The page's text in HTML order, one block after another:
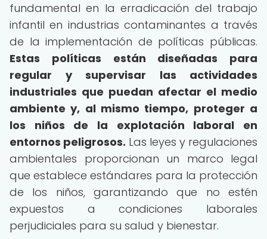
fundamental en la erradicación del trabajo
infantil en industrias contaminantes a través
de la implementación de políticas públicas.
Estas políticas están diseñadas para
regular y supervisar las actividades
industriales que puedan afectar el medio
ambiente y, al mismo tiempo, proteger a
los niños de la explotación laboral en
entornos peligrosos. Las leyes y regulaciones
ambientales proporcionan un marco legal
que establece estándares para la protección
de los niños, garantizando que no estén
expuestos a condiciones laborales
perjudiciales para su salud y bienestar.